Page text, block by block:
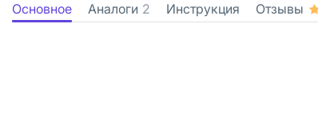
Основное Аналоги 2 Инструкция Отзывы